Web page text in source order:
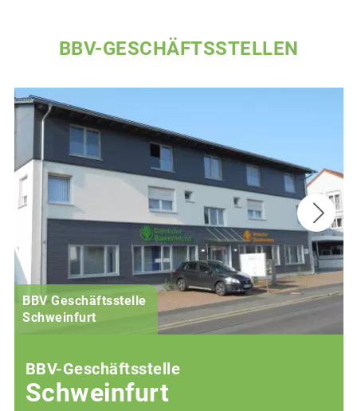
BBV-GESCHÄFTSSTELLEN
BBV Geschäftsstelle
Schweinfurt
BBV-Geschäftsstelle
Schweinfurt